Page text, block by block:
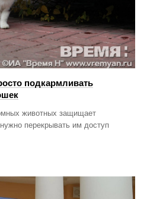
подкармливать
животных защищает
перекрывать им доступ